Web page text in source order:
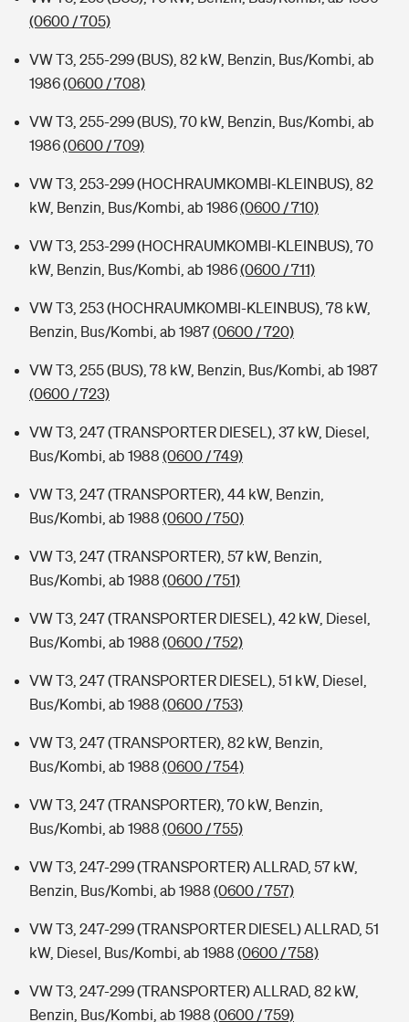
(0600 / 705)
VW T3, 255-299 (BUS), 82 kW, Benzin, Bus/Kombi, ab
1986(0600 / 708)
VW T3, 255-299 (BUS), 70 kW, Benzin, Bus/Kombi, ab
1986(0600 / 709)
VW T3, 253-299 (HOCHRAUMKOMBI-KLEINBUS), 82
kW, Benzin, Bus/Kombi, ab 1986(0600 / 710)
VW T3, 253-299 (HOCHRAUMKOMBI-KLEINBUS), 70
kW, Benzin, Bus/Kombi, ab 1986(0600 / 711)
VW T3, 253 (HOCHRAUMKOMBI-KLEINBUS), 78 kW,
Benzin, Bus/Kombi, ab 1987(0600 / 720)
VW T3, 255 (BUS), 78 kW, Benzin, Bus/Kombi, ab 1987
(0600 / 723)
VW T3, 247 (TRANSPORTER DIESEL), 37 kW, Diesel,
Bus/Kombi, ab 1988 (0600 / 749)
VW T3, 247 (TRANSPORTER), 44 kW, Benzin,
Bus/Kombi, ab 1988 (0600 / 750)
VW T3, 247 (TRANSPORTER), 57 kW, Benzin,
Bus/Kombi, ab 1988 (0600 / 751)
VW T3, 247 (TRANSPORTER DIESEL), 42 kW, Diesel,
Bus/Kombi, ab 1988 (0600 / 752)
VW T3, 247 (TRANSPORTER DIESEL), 51 kW, Diesel,
Bus/Kombi, ab 1988 (0600 / 753)
VW T3, 247 (TRANSPORTER), 82 kW, Benzin,
Bus/Kombi, ab 1988 (0600 / 754)
VW T3, 247 (TRANSPORTER), 70 kW, Benzin,
Bus/Kombi, ab 1988 (0600 / 755)
VW T3, 247-299 (TRANSPORTER) ALLRAD, 57 kW,
Benzin, Bus/Kombi, ab 1988 (0600 / 757)
VW T3, 247-299 (TRANSPORTER DIESEL) ALLRAD, 51
kW, Diesel, Bus/Kombi, ab 1988 (0600 / 758)
VW T3, 247-299 (TRANSPORTER) ALLRAD, 82 kW,
Benzin, Bus/Kombi, ab 1988 (0600 / 759)